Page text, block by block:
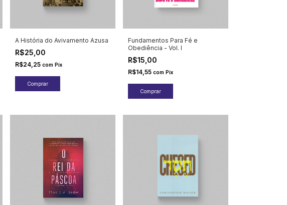
A História do Avivamento Azusa
R$25,00
R$24,25 com Pix
Fundamentos Para Fé e
Obediência - Vol. I
R$15,00
R$14,55 com Pix